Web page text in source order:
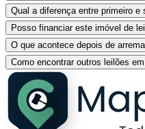
Qual a diferença entre primeiro e
Posso financiar este imóvel de
O que acontece depois de
Como encontrar outros leilões